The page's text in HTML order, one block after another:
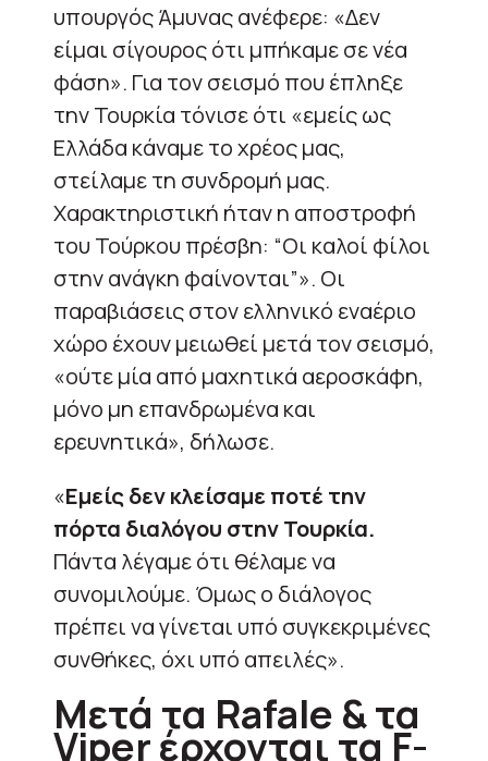
υπουργός Άμυνας ανέφερε: «Δεν
είμαι σίγουρος ότι μπήκαμε σε νέα
φάση». Για τον σεισμό που έπληξε
την Τουρκία τόνισε ότι «εμείς ως
Ελλάδα κάναμε το χρέος μας,
στείλαμε τη συνδρομή μας.
Χαρακτηριστική ήταν η αποστροφή
του Τούρκου πρέσβη: “Οι καλοί φίλοι
στην ανάγκη φαίνονται”». Οι
παραβιάσεις στον ελληνικό εναέριο
χώρο έχουν μειωθεί μετά τον σεισμό,
«ούτε μία από μαχητικά αεροσκάφη,
μόνο μη επανδρωμένα και
ερευνητικά», δήλωσε.
«Εμείς δεν κλείσαμε ποτέ την
πόρτα διαλόγου στην Τουρκία.
Πάντα λέγαμε ότι θέλαμε να
συνομιλούμε. Όμως ο διάλογος
πρέπει να γίνεται υπό συγκεκριμένες
συνθήκες, όχι υπό απειλές».
Μετά τα Rafale & τα
Viper έρχονται τα F-